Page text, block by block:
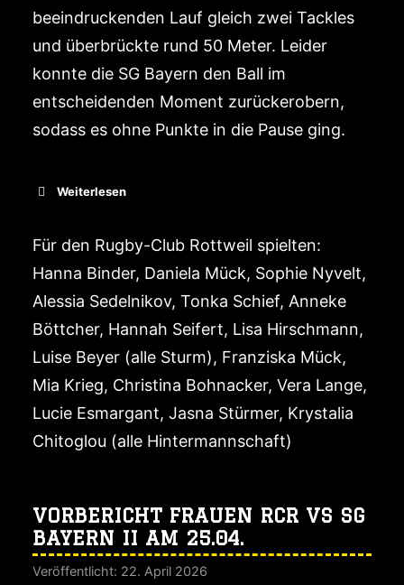
beeindruckenden Lauf gleich zwei Tackles
und überbrückte rund 50 Meter. Leider
konnte die SG Bayern den Ball im
entscheidenden Moment zurückerobern,
sodass es ohne Punkte in die Pause ging.
Weiterlesen
Für den Rugby-Club Rottweil spielten:
Hanna Binder, Daniela Mück, Sophie Nyvelt,
Alessia Sedelnikov, Tonka Schief, Anneke
Böttcher, Hannah Seifert, Lisa Hirschmann,
Luise Beyer (alle Sturm), Franziska Mück,
Mia Krieg, Christina Bohnacker, Vera Lange,
Lucie Esmargant, Jasna Stürmer, Krystalia
Chitoglou (alle Hintermannschaft)
VORBERICHT FRAUEN RCR VS SG
BAYERN II AM 25.04.
Veröffentlicht: 22. April 2026